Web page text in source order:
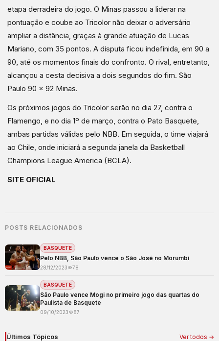
etapa derradeira do jogo. O Minas passou a liderar na
pontuação e coube ao Tricolor não deixar o adversário
ampliar a distância, graças à grande atuação de Lucas
Mariano, com 35 pontos. A disputa ficou indefinida, em 90 a
90, até os momentos finais do confronto. O rival, entretanto,
alcançou a cesta decisiva a dois segundos do fim. São
Paulo 90 x 92 Minas.
Os próximos jogos do Tricolor serão no dia 27, contra o
Flamengo, e no dia 1º de março, contra o Pato Basquete,
ambas partidas válidas pelo NBB. Em seguida, o time viajará
ao Chile, onde iniciará a segunda janela da Basketball
Champions League America (BCLA).
SITE OFICIAL
POSTS RELACIONADOS
BASQUETE
Pelo NBB, São Paulo vence o São José no Morumbi
28/12/2023 78
BASQUETE
São Paulo vence Mogi no primeiro jogo das quartas do
Paulista de Basquete
09/10/2023 87
Últimos Tópicos Ver todos →